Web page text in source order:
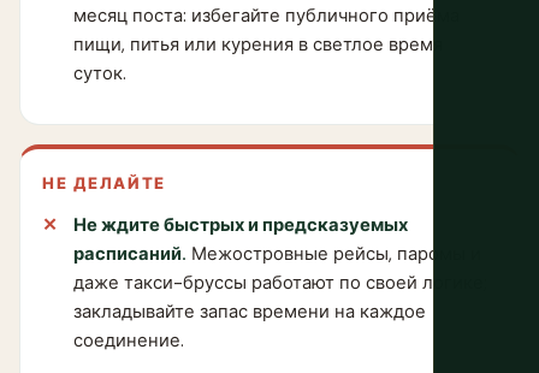
месяц поста: избегайте публичного приёма
пищи, питья или курения в светлое время
суток.
НЕ ДЕЛАЙТЕ
Не ждите быстрых и предсказуемых
расписаний. Межостровные рейсы, паромы и
даже такси-бруссы работают по своей логике;
закладывайте запас времени на каждое
соединение.